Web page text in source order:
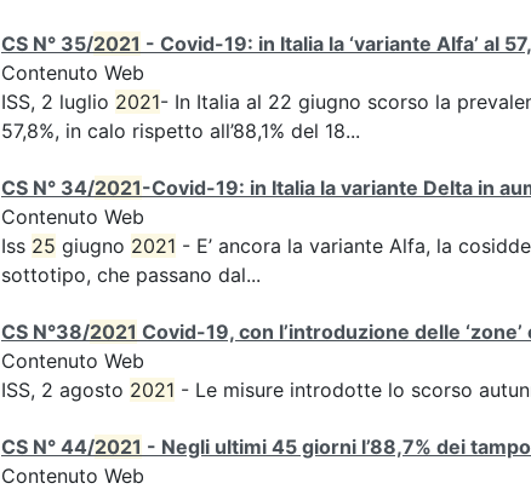
CS N° 35/2021 - Covid-19: in Italia la ‘variante Alfa’ al
Contenuto Web
ISS, 2 luglio 2021- In Italia al 22 giugno scorso la
57,8%, in calo rispetto all’88,1% del 18...
CS N° 34/2021-Covid-19: in Italia la variante Delta in
Contenuto Web
Iss 25 giugno 2021 - E’ ancora la variante Alfa, la
sottotipo, che passano dal...
CS N°38/2021 Covid-19, con l’introduzione delle
Contenuto Web
ISS, 2 agosto 2021 - Le misure introdotte lo scorso
CS N° 44/2021 - Negli ultimi 45 giorni l’88,7% dei
Contenuto Web